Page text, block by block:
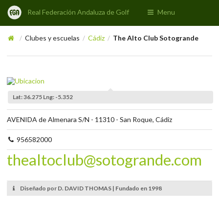
Real Federación Andaluza de Golf Menu
/ Clubes y escuelas / Cádiz / The Alto Club Sotogrande
Lat: 36.275 Lng: -5.352
AVENIDA de Almenara S/N - 11310 - San Roque, Cádiz
956582000
thealtoclub@sotogrande.com
Diseñado por D. DAVID THOMAS | Fundado en 1998